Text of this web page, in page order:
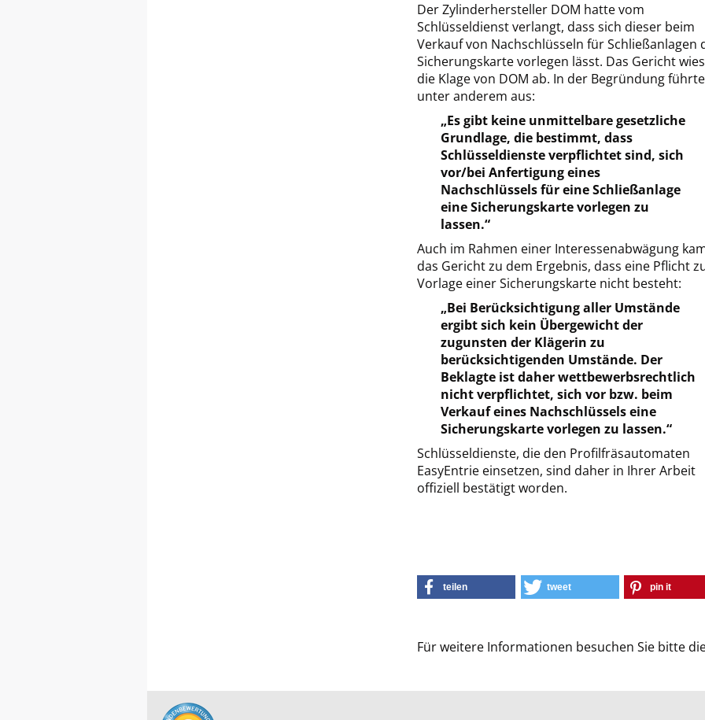
Der Zylinderhersteller DOM hatte vom
Schlüsseldienst verlangt, dass sich dieser beim
Verkauf von Nachschlüsseln für Schließanlagen
Sicherungskarte vorlegen lässt. Das Gericht wies
die Klage von DOM ab. In der Begründung
unter anderem aus:
„Es gibt keine unmittelbare gesetzliche
Grundlage, die bestimmt, dass
Schlüsseldienste verpflichtet sind, sich
vor/bei Anfertigung eines
Nachschlüssels für eine Schließanlage
eine Sicherungskarte vorlegen zu
lassen.“
Auch im Rahmen einer Interessenabwägung
das Gericht zu dem Ergebnis, dass eine Pflicht
Vorlage einer Sicherungskarte nicht besteht:
„Bei Berücksichtigung aller Umstände
ergibt sich kein Übergewicht der
zugunsten der Klägerin zu
berücksichtigenden Umstände. Der
Beklagte ist daher wettbewerbsrechtlich
nicht verpflichtet, sich vor bzw. beim
Verkauf eines Nachschlüssels eine
Sicherungskarte vorlegen zu lassen.“
Schlüsseldienste, die den Profilfräsautomaten
EasyEntrie einsetzen, sind daher in Ihrer Arbeit
offiziell bestätigt worden.
teilen tweet pin it
Für weitere Informationen besuchen Sie bitte